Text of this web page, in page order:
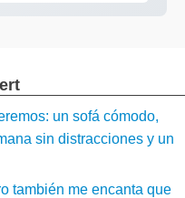
un sofá cómodo,
sin distracciones y un
también me encanta que